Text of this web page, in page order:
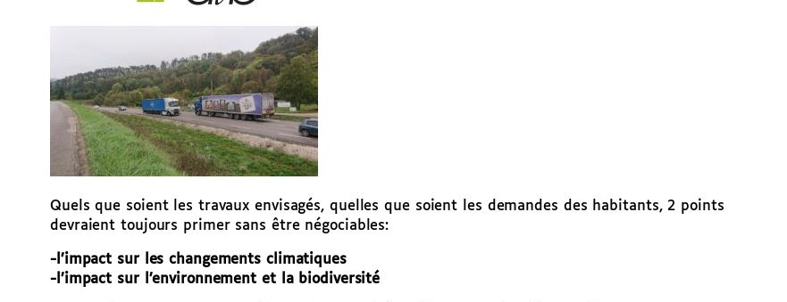
Quels que soient les travaux envisagés, quelles que soient les demandes des habitants, 2 points
devraient toujours primer sans être négociables:
-l’impact sur les changements climatiques
-l’impact sur l’environnement et la biodiversité